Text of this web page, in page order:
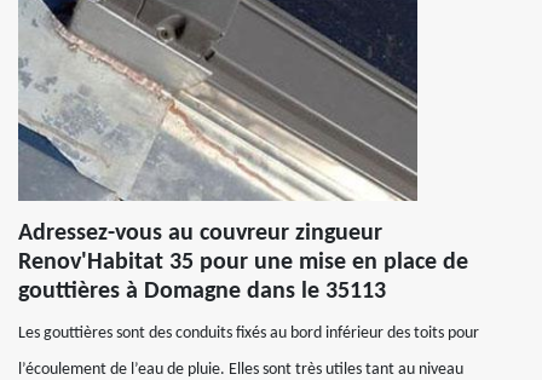
Adressez-vous au couvreur zingueur
Renov'Habitat 35 pour une mise en place de
gouttières à Domagne dans le 35113
Les gouttières sont des conduits fixés au bord inférieur des toits pour
l’écoulement de l’eau de pluie. Elles sont très utiles tant au niveau